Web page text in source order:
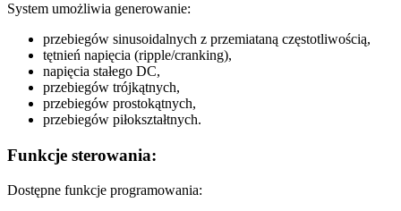
System umożliwia generowanie:
przebiegów sinusoidalnych z przemiataną częstotliwością,
tętnień napięcia (ripple/cranking),
napięcia stałego DC,
przebiegów trójkątnych,
przebiegów prostokątnych,
przebiegów piłokształtnych.
Funkcje sterowania:
Dostępne funkcje programowania: